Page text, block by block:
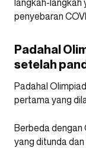
penyebaran
Padahal
setelah
Padahal
pertama yang
Berbeda dengan
yang ditunda